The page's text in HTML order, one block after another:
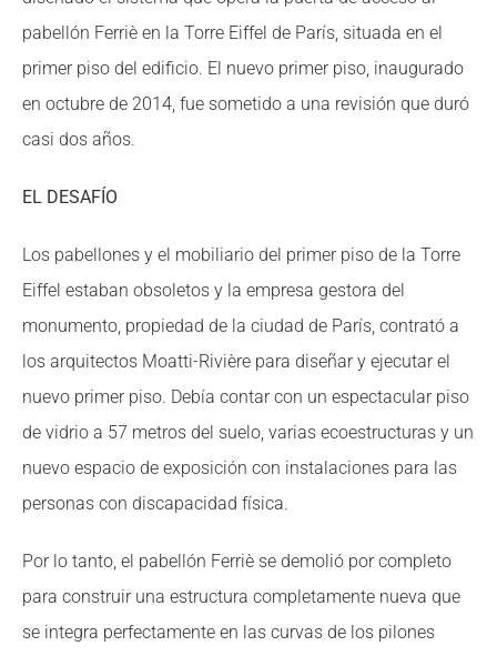
pabellón Ferriè en la Torre Eiffel de París, situada en el
primer piso del edificio. El nuevo primer piso, inaugurado
en octubre de 2014, fue sometido a una revisión que duró
casi dos años.
EL DESAFÍO
Los pabellones y el mobiliario del primer piso de la Torre
Eiffel estaban obsoletos y la empresa gestora del
monumento, propiedad de la ciudad de París, contrató a
los arquitectos Moatti-Rivière para diseñar y ejecutar el
nuevo primer piso. Debía contar con un espectacular piso
de vidrio a 57 metros del suelo, varias ecoestructuras y un
nuevo espacio de exposición con instalaciones para las
personas con discapacidad física.
Por lo tanto, el pabellón Ferriè se demolió por completo
para construir una estructura completamente nueva que
se integra perfectamente en las curvas de los pilones